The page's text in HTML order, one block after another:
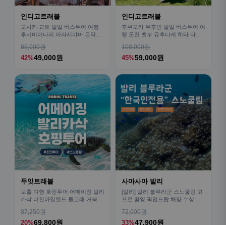
인디고트래블
오사카 교토 일일 버스투어 여행
후시미이나리 아라시야마 은각사
85,000원
42%49,000원
인디고트래블
후쿠오카 유후인 일일 버스투어 여
행 온천 벳부 유후다케 히타 다자
108,000원
45%59,000원
두잇트래블
보홀 여행 호핑투어 어메이징 발리
카삭 버진아일랜드 돌고래 거북이
87,250원
20%69,800원
사마사마 발리
[발리] 발리 블루라군 스노쿨링 고
프로 촬영 픽업드랍 해양 수상 액
72,000원
33%47,900원